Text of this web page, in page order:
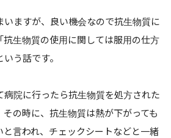
いますが、良い機会なので抗生物質に
抗生物質の使用に関しては服用の仕方
う話です。
院に行ったら抗生物質を処方された
の時に、抗生物質は熱が下がっても
言われ、チェックシートなどと一緒